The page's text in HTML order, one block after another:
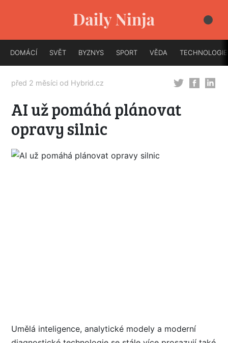
DOMÁCÍ SVĚT BYZNYS SPORT VĚDA TECHNOLOGIE
před 2 měsíci od Hybrid.cz
AI už pomáhá plánovat
opravy silnic
Umělá inteligence, analytické modely a moderní